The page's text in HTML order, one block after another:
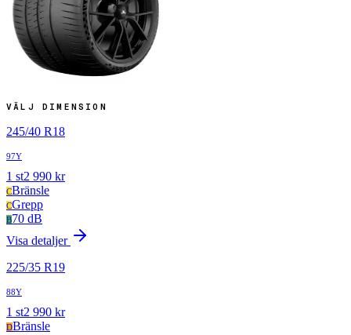
VÄLJ DIMENSION
245/40 R18
97Y
1 st2 990 kr
CBränsle
CGrepp
B70 dB
Visa detaljer
225/35 R19
88Y
1 st2 990 kr
DBränsle